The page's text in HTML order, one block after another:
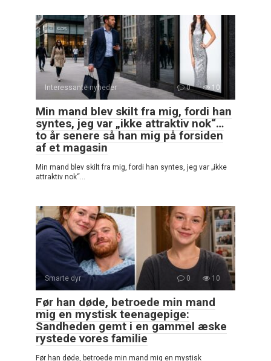
Interessante nyheder 0 10
Min mand blev skilt fra mig, fordi han
syntes, jeg var „ikke attraktiv nok“…
to år senere så han mig på forsiden
af et magasin
Min mand blev skilt fra mig, fordi han syntes, jeg var „ikke
attraktiv nok“…
Smarte dyr 0 10
Før han døde, betroede min mand
mig en mystisk teenagepige:
Sandheden gemt i en gammel æske
rystede vores familie
Før han døde, betroede min mand mig en mystisk